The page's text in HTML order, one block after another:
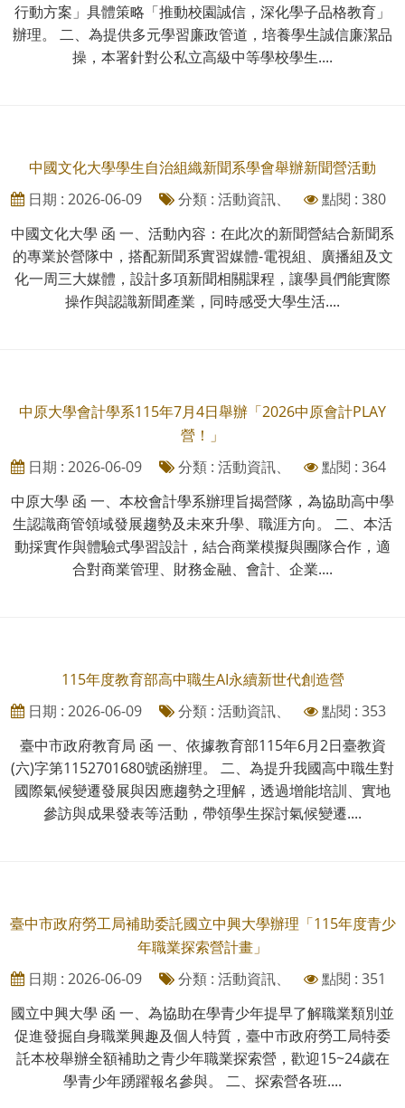
行動方案」具體策略「推動校園誠信，深化學子品格教育」
辦理。 二、為提供多元學習廉政管道，培養學生誠信廉潔品
操，本署針對公私立高級中等學校學生....
中國文化大學學生自治組織新聞系學會舉辦新聞營活動
日期 : 2026-06-09
分類 : 活動資訊、
點閱 : 380
中國文化大學 函 一、活動內容：在此次的新聞營結合新聞系
的專業於營隊中，搭配新聞系實習媒體-電視組、廣播組及文
化一周三大媒體，設計多項新聞相關課程，讓學員們能實際
操作與認識新聞產業，同時感受大學生活....
中原大學會計學系115年7月4日舉辦「2026中原會計PLAY
營！」
日期 : 2026-06-09
分類 : 活動資訊、
點閱 : 364
中原大學 函 一、本校會計學系辦理旨揭營隊，為協助高中學
生認識商管領域發展趨勢及未來升學、職涯方向。 二、本活
動採實作與體驗式學習設計，結合商業模擬與團隊合作，適
合對商業管理、財務金融、會計、企業....
115年度教育部高中職生AI永續新世代創造營
日期 : 2026-06-09
分類 : 活動資訊、
點閱 : 353
臺中市政府教育局 函 一、依據教育部115年6月2日臺教資
(六)字第1152701680號函辦理。 二、為提升我國高中職生對
國際氣候變遷發展與因應趨勢之理解，透過增能培訓、實地
參訪與成果發表等活動，帶領學生探討氣候變遷....
臺中市政府勞工局補助委託國立中興大學辦理「115年度青少
年職業探索營計畫」
日期 : 2026-06-09
分類 : 活動資訊、
點閱 : 351
國立中興大學 函 一、為協助在學青少年提早了解職業類別並
促進發掘自身職業興趣及個人特質，臺中市政府勞工局特委
託本校舉辦全額補助之青少年職業探索營，歡迎15~24歲在
學青少年踴躍報名參與。 二、探索營各班....